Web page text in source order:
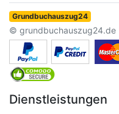
Grundbuchauszug24
© grundbuchauszug24.de
Dienstleistungen